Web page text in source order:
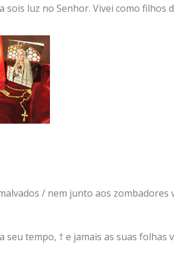
luz no Senhor. Vivei como filhos
/ nem junto aos zombadores
tempo, † e jamais as suas folhas